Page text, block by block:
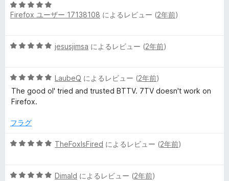
ビ
ュ
ー
価
5
の
5
段
5
価
Firefox ユーザー 17138108 によるレビュー (2年前)
5
中
5
の
価
jesusjimsa によるレビュー (2年前)
5
段
階
5
評
LaubeQ によるレビュー (2年前)
The good ol' tried and trusted BTTV. 7TV doesn't work on
Firefox.
フラグ
5
中
TheFoxIsFired によるレビュー (2年前)
5
Dimald によるレビュー (2年前)